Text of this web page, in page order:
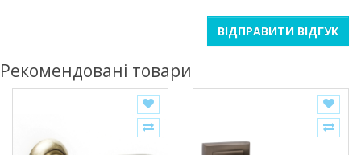
ВІДПРАВИТИ ВІДГУК
Рекомендовані товари